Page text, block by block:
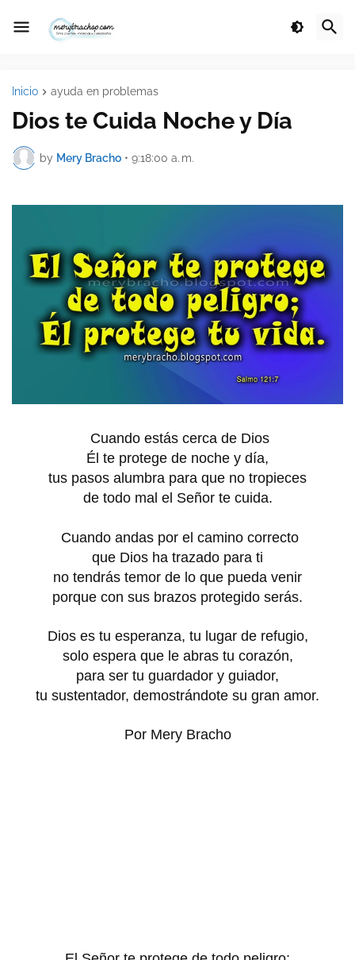
Inicio ayuda en problemas
Dios te Cuida Noche y Día
by Mery Bracho • 9:18:00 a. m.
Cuando estás cerca de Dios
Él te protege de noche y día,
tus pasos alumbra para que no tropieces
de todo mal el Señor te cuida.
Cuando andas por el camino correcto
que Dios ha trazado para ti
no tendrás temor de lo que pueda venir
porque con sus brazos protegido serás.
Dios es tu esperanza, tu lugar de refugio,
solo espera que le abras tu corazón,
para ser tu guardador y guiador,
tu sustentador, demostrándote su gran amor.
Por Mery Bracho